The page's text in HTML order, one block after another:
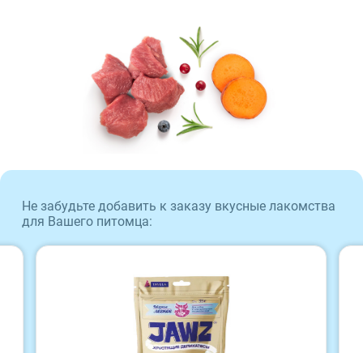
Не забудьте добавить к заказу вкусные лакомства
для Вашего питомца: